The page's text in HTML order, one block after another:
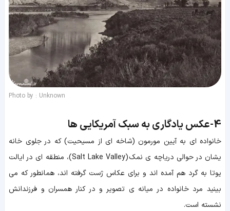
Photo by : Unknown
4- عکس یادگاری به سبک آمریکایی ها
خانواده ای به آیین مورمون (شاخه ای از مسیحیت) که در جلوی خانه
یشان در حوالی دریاچه ی نمک (Salt Lake Valley)، منطقه ای در ایالت
یوتا به گرد هم آمده اند و برای عکاس ژست گرفته اند، همانطور که می
بینید مرد خانواده در میانه ی تصویر و در کنار همسران و فرزندانش
نشسته است.